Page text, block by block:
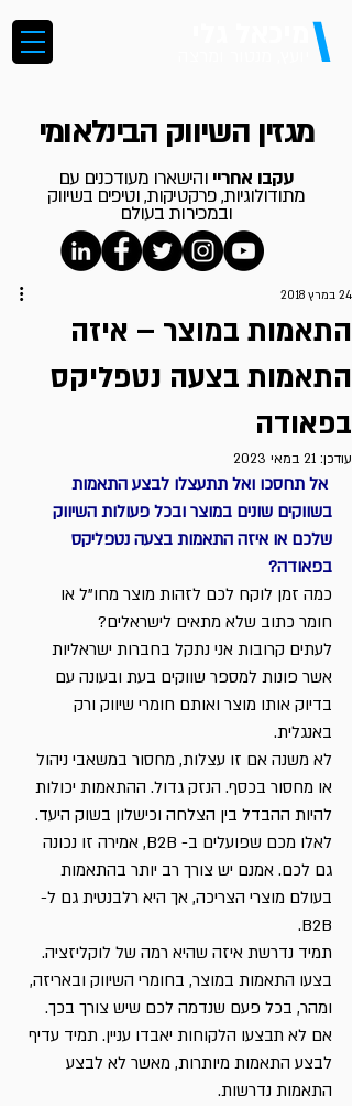
\
מגזין השיווק הבינלאומי
עקבו אחריי והישארו מעודכנים עם
מתודולוגיות, פרקטיקות, וטיפים בשיווק
ובמכירות בעולם
התאמות במוצר – איזה
התאמות בצעה נטפליקס
בפאודה
24 במרץ 2018
עודכן: 21 במאי 2023
אל תחסכו ואל תתעצלו לבצע התאמות
בשווקים שונים במוצר ובכל פעולות השיווק
שלכם או איזה התאמות בצעה נטפליקס
בפאודה?
כמה זמן לוקח לכם לזהות מוצר מחו”ל או
חומר כתוב שלא מתאים לישראלים?
לעתים קרובות אני נתקל בחברות ישראליות
אשר פונות למספר שווקים בעת ובעונה עם
בדיוק אותו מוצר ואותם חומרי שיווק ורק
באנגלית.
לא משנה אם זו עצלות, מחסור במשאבי ניהול
או מחסור בכסף. הנזק גדול. ההתאמות יכולות
להיות ההבדל בין הצלחה וכישלון בשוק היעד.
לאלו מכם שפועלים ב- B2B, אמירה זו נכונה
גם לכם. אמנם יש צורך רב יותר בהתאמות
בעולם מוצרי הצריכה, אך היא רלבנטית גם ל-
B2B.
תמיד נדרשת איזה שהיא רמה של לוקליזציה.
בצעו התאמות במוצר, בחומרי השיווק ובאריזה,
ומהר, בכל פעם שנדמה לכם שיש צורך בכך.
אם לא תבצעו הלקוחות יאבדו עניין. תמיד עדיף
לבצע התאמות מיותרות, מאשר לא לבצע
התאמות נדרשות.